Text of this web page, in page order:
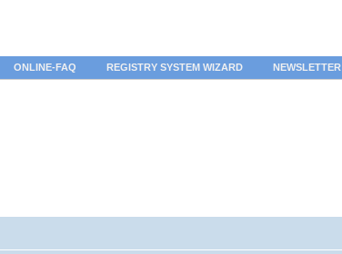
ONLINE-FAQ REGISTRY SYSTEM WIZARD NEWSLETTER